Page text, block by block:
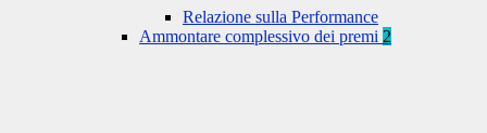
Relazione sulla Performance
Ammontare complessivo dei premi 2